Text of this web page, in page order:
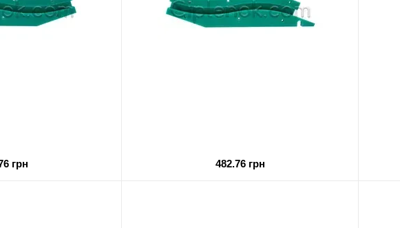
грн 482.76 грн